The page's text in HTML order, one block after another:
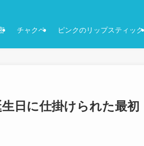
チャクペ ピンクのリップスティック
日に仕掛けられた最初